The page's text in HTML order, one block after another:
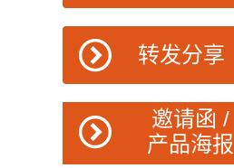
转发分享
邀请函 /
产品海报